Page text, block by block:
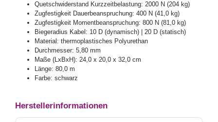
Quetschwiderstand Kurzzeitbelastung: 2000 N (204 kg)
Zugfestigkeit Dauerbeanspruchung: 400 N (41,0 kg)
Zugfestigkeit Momentbeanspruchung: 800 N (81,0 kg)
Biegeradius Kabel: 10 D (dynamisch) | 20 D (statisch)
Material: thermoplastisches Polyurethan
Durchmesser: 5,80 mm
Maße (LxBxH): 24,0 x 20,0 x 32,0 cm
Länge: 80,0 m
Farbe: schwarz
Herstellerinformationen